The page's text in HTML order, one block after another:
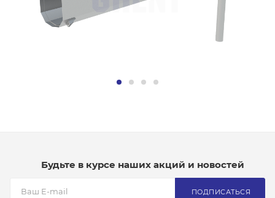
Будьте в курсе наших акций и новостей
ПОДПИСАТЬСЯ